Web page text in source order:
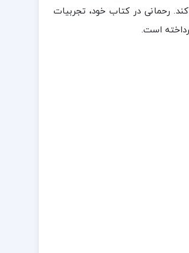
رحمانی در کتاب خود، تجربیات
است.